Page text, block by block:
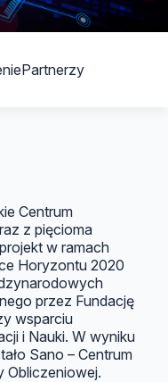
Partnerzy
Centrum
z pięcioma
w ramach
Horyzontu 2020
przez Fundację
wsparciu
i Nauki. W wyniku
Sano – Centrum
Obliczeniowej.